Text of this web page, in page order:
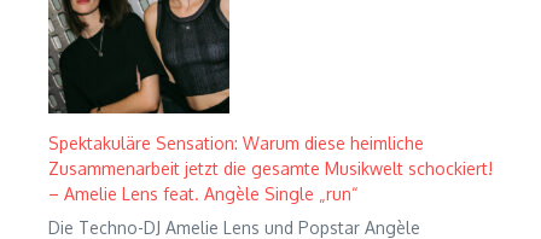
Spektakuläre Sensation: Warum diese heimliche
Zusammenarbeit jetzt die gesamte Musikwelt schockiert!
– Amelie Lens feat. Angèle Single „run“
Die Techno-DJ Amelie Lens und Popstar Angèle